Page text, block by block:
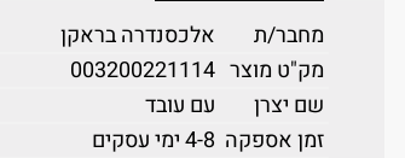
מחבר/ת
אלכסנדרה בראקן
מק"ט מוצר 003200221114
שם יצרן
עם עובד
זמן אספקה 4-8 ימי עסקים